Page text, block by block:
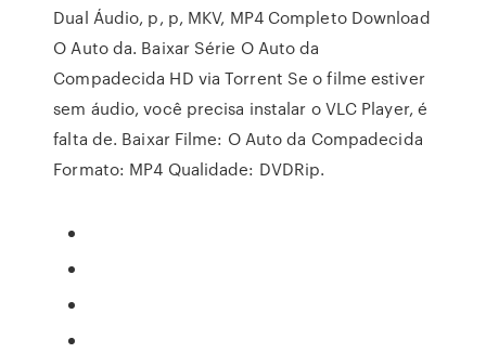
Dual Áudio, p, p, MKV, MP4 Completo Download
O Auto da. Baixar Série O Auto da
Compadecida HD via Torrent Se o filme estiver
sem áudio, você precisa instalar o VLC Player, é
falta de. Baixar Filme: O Auto da Compadecida
Formato: MP4 Qualidade: DVDRip.